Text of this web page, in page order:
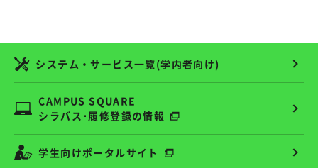
システム・サービス一覧(学内者向け)
CAMPUS SQUARE
シラバス･履修登録の情報
学生向けポータルサイト